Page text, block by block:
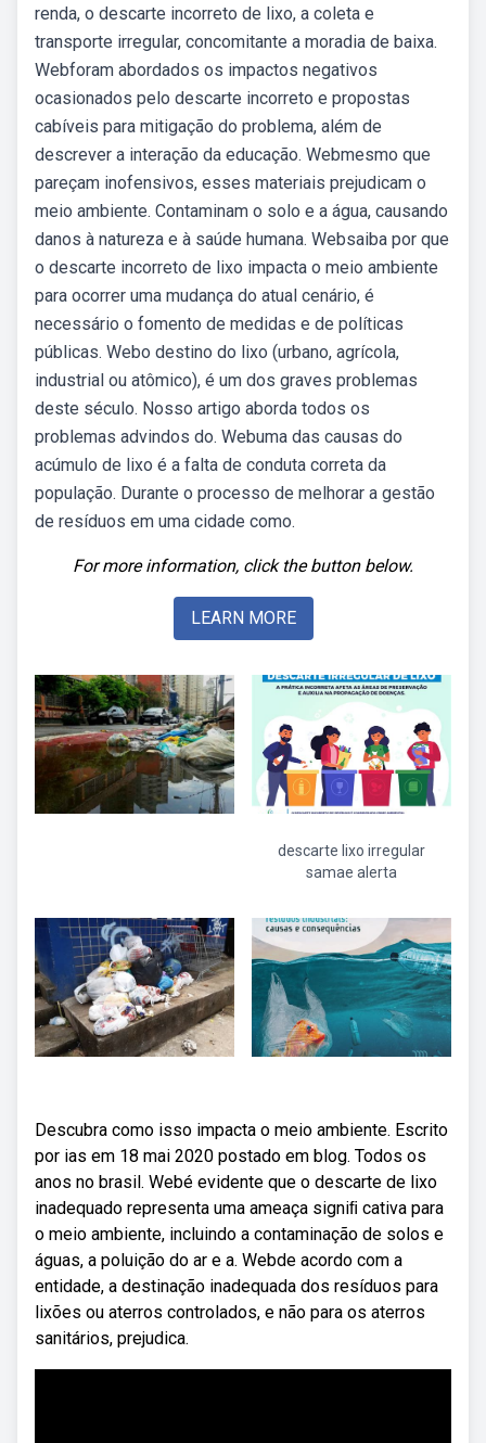
renda, o descarte incorreto de lixo, a coleta e
transporte irregular, concomitante a moradia de baixa.
Webforam abordados os impactos negativos
ocasionados pelo descarte incorreto e propostas
cabíveis para mitigação do problema, além de
descrever a interação da educação. Webmesmo que
pareçam inofensivos, esses materiais prejudicam o
meio ambiente. Contaminam o solo e a água, causando
danos à natureza e à saúde humana. Websaiba por que
o descarte incorreto de lixo impacta o meio ambiente
para ocorrer uma mudança do atual cenário, é
necessário o fomento de medidas e de políticas
públicas. Webo destino do lixo (urbano, agrícola,
industrial ou atômico), é um dos graves problemas
deste século. Nosso artigo aborda todos os
problemas advindos do. Webuma das causas do
acúmulo de lixo é a falta de conduta correta da
população. Durante o processo de melhorar a gestão
de resíduos em uma cidade como.
For more information, click the button below.
LEARN MORE
descarte lixo irregular
samae alerta
Descubra como isso impacta o meio ambiente. Escrito
por ias em 18 mai 2020 postado em blog. Todos os
anos no brasil. Webé evidente que o descarte de lixo
inadequado representa uma ameaça signiﬁ cativa para
o meio ambiente, incluindo a contaminação de solos e
águas, a poluição do ar e a. Webde acordo com a
entidade, a destinação inadequada dos resíduos para
lixões ou aterros controlados, e não para os aterros
sanitários, prejudica.